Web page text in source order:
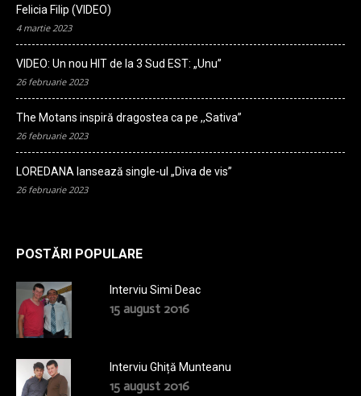
Felicia Filip (VIDEO)
4 martie 2023
VIDEO: Un nou HIT de la 3 Sud EST: „Unu”
26 februarie 2023
The Motans inspiră dragostea ca pe ,,Sativa”
26 februarie 2023
LOREDANA lansează single-ul „Diva de vis”
26 februarie 2023
POSTĂRI POPULARE
Interviu Simi Deac
15 august 2016
Interviu Ghiță Munteanu
15 august 2016